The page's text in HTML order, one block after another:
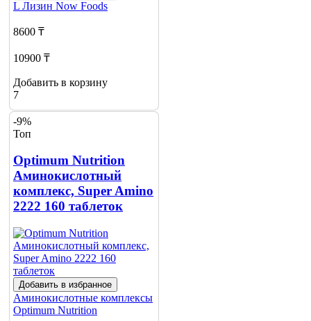
L Лизин Now Foods
8600 ₸
10900 ₸
Добавить в корзину
7
-9%
Топ
Optimum Nutrition
Аминокислотный
комплекс, Super Amino
2222 160 таблеток
Добавить в избранное
Аминокислотные комплексы
Optimum Nutrition